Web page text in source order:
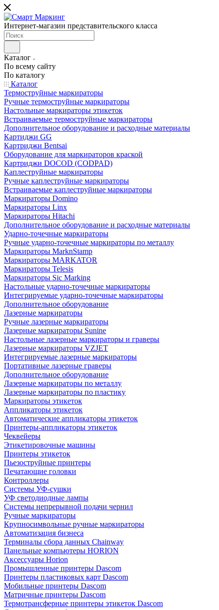
Интернет-магазин представительского класса
Каталог
По всему сайту
По каталогу
Каталог
Термоструйные маркираторы
Ручные термоструйные маркираторы
Настольные маркираторы этикеток
Встраиваемые термоструйные маркираторы
Дополнительное оборудование и расходные материалы
Картиджи GG
Картриджи Bentsai
Оборудование для маркираторов краской
Картриджи DOCOD (CODPAD)
Каплеструйные маркираторы
Ручные каплеструйные маркираторы
Встраиваемые каплеструйные маркираторы
Маркираторы Domino
Маркираторы Linx
Маркираторы Hitachi
Дополнительное оборудование и расходные материалы
Ударно-точечные маркираторы
Ручные ударно-точечные маркираторы по металлу
Маркираторы MarknStamp
Маркираторы MARKATOR
Маркираторы Telesis
Маркираторы Sic Marking
Настольные ударно-точечные маркираторы
Интегрируемые ударно-точечные маркираторы
Дополнительное оборудование
Лазерные маркираторы
Ручные лазерные маркираторы
Лазерные маркираторы Sunine
Настольные лазерные маркираторы и граверы
Лазерные маркираторы VZJET
Интегрируемые лазерные маркираторы
Портативные лазерные граверы
Дополнительное оборудование
Лазерные маркираторы по металлу
Лазерные маркираторы по пластику
Маркираторы этикеток
Аппликаторы этикеток
Автоматические аппликаторы этикеток
Принтеры-аппликаторы этикеток
Чеквейеры
Этикетировочные машины
Принтеры этикеток
Пьезоструйные принтеры
Печатающие головки
Контроллеры
Системы УФ-сушки
УФ светодиодные лампы
Системы непрерывной подачи чернил
Ручные маркираторы
Крупносимвольные ручные маркираторы
Автоматизация бизнеса
Терминалы сбора данных Chainway
Панельные компьютеры HORION
Аксессуары Horion
Промышленные принтеры Dascom
Принтеры пластиковых карт Dascom
Мобильные принтеры Dascom
Матричные принтеры Dascom
Термотрансферные принтеры этикеток Dascom